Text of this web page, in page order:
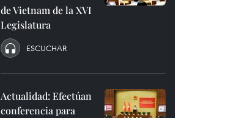
de Vietnam de la XVI
Legislatura
ESCUCHAR
Actualidad: Efectúan
conferencia para